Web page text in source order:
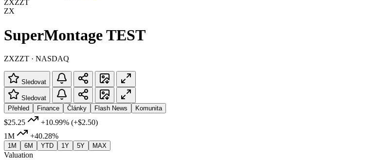
ZXZZT
ZX
SuperMontage TEST
ZXZZT · NASDAQ
Sledovat
Sledovat
Přehled
Finance Články Flash News Komunita
$25.25 +10.99% (+$2.50)
1M
+40.28%
1M 6M YTD 1Y 5Y MAX
Valuation